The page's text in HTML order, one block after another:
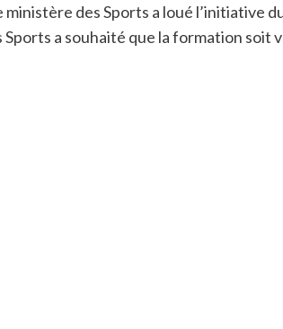
des Sports a loué l’initiative
a souhaité que la formation soit